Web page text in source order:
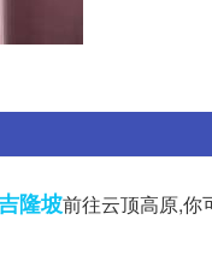
隆坡前往云顶高原,你